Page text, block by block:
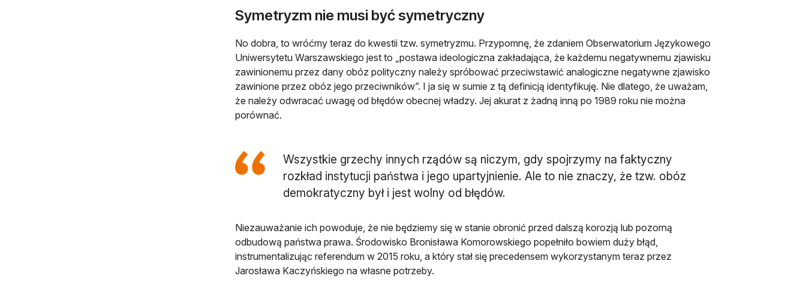
Symetryzm nie musi być symetryczny
No dobra, to wróćmy teraz do kwestii tzw. symetryzmu. Przypomnę, że zdaniem Obserwatorium Językowego
Uniwersytetu Warszawskiego jest to „postawa ideologiczna zakładająca, że każdemu negatywnemu zjawisku
zawinionemu przez dany obóz polityczny należy spróbować przeciwstawić analogiczne negatywne zjawisko
zawinione przez obóz jego przeciwników”. I ja się w sumie z tą definicją identyfikuję. Nie dlatego, że uważam,
że należy odwracać uwagę od błędów obecnej władzy. Jej akurat z żadną inną po 1989 roku nie można
porównać.
Wszystkie grzechy innych rządów są niczym, gdy spojrzymy na faktyczny
rozkład instytucji państwa i jego upartyjnienie. Ale to nie znaczy, że tzw. obóz
demokratyczny był i jest wolny od błędów.
Niezauważanie ich powoduje, że nie będziemy się w stanie obronić przed dalszą korozją lub pozorną
odbudową państwa prawa. Środowisko Bronisława Komorowskiego popełniło bowiem duży błąd,
instrumentalizując referendum w 2015 roku, a który stał się precedensem wykorzystanym teraz przez
Jarosława Kaczyńskiego na własne potrzeby.